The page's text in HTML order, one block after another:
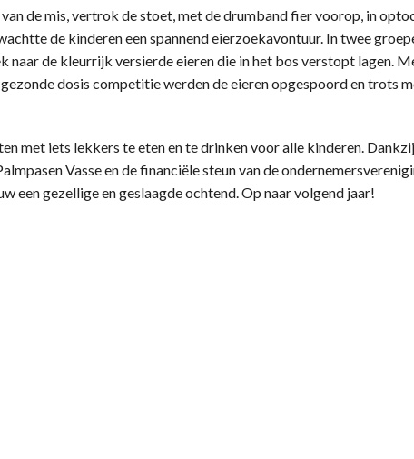
van de mis, vertrok de stoet, met de drumband fier voorop, in
de kinderen een spannend eierzoekavontuur. In twee
naar de kleurrijk versierde eieren die in het bos verstopt lagen.
gezonde dosis competitie werden de eieren opgespoord en trots
met iets lekkers te eten en te drinken voor alle kinderen.
Vasse en de financiële steun van de
een gezellige en geslaagde ochtend. Op naar volgend jaar!